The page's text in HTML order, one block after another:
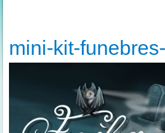
mini-kit-